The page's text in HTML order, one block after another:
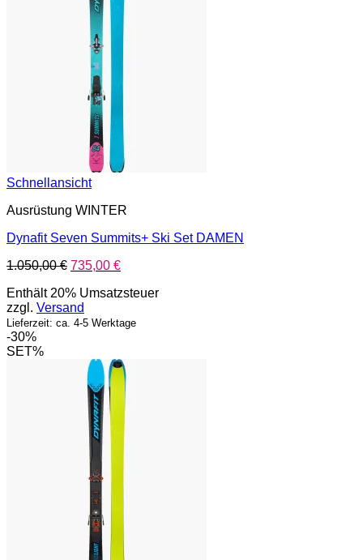
Schnellansicht
Ausrüstung WINTER
Dynafit Seven Summits+ Ski Set DAMEN
1.050,00€ Ursprünglicher
war:
1.050,00 €
735,00 €Aktueller
ist:
Enthält 20% Umsatzsteuer
zzgl. Versand
Lieferzeit: ca. 4-5 Werktage
-30%
SET%